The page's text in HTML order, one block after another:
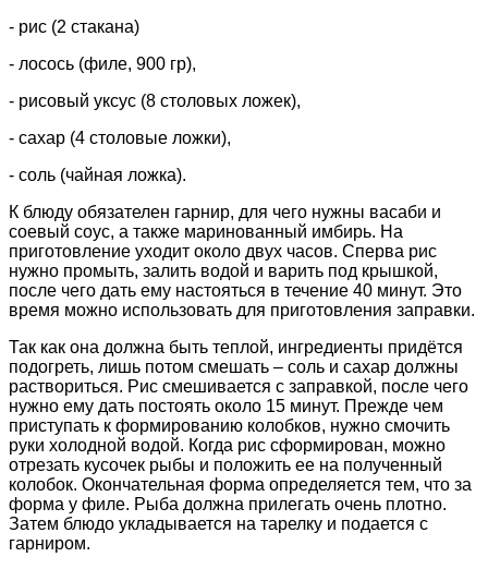
- рис (2 стакана)
- лосось (филе, 900 гр),
- рисовый уксус (8 столовых ложек),
- сахар (4 столовые ложки),
- соль (чайная ложка).
К блюду обязателен гарнир, для чего нужны васаби и
соевый соус, а также маринованный имбирь. На
приготовление уходит около двух часов. Сперва рис
нужно промыть, залить водой и варить под крышкой,
после чего дать ему настояться в течение 40 минут. Это
время можно использовать для приготовления заправки.
Так как она должна быть теплой, ингредиенты придётся
подогреть, лишь потом смешать – соль и сахар должны
раствориться. Рис смешивается с заправкой, после чего
нужно ему дать постоять около 15 минут. Прежде чем
приступать к формированию колобков, нужно смочить
руки холодной водой. Когда рис сформирован, можно
отрезать кусочек рыбы и положить ее на полученный
колобок. Окончательная форма определяется тем, что за
форма у филе. Рыба должна прилегать очень плотно.
Затем блюдо укладывается на тарелку и подается с
гарниром.